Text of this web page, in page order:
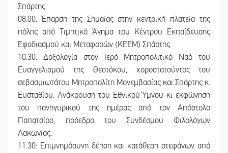
Σπάρτης.
08.00: Έπαρση της Σημαίας στην κεντρική πλατεία της
πόλης από Τιμητικό Άγημα του Κέντρου Εκπαίδευσης
Εφοδιασμού και Μεταφορών (ΚΕΕΜ) Σπάρτης.
10.30: Δοξολογία στον Ιερό Μητροπολιτικό Ναό του
Ευαγγελισμού της Θεοτόκου, χοροστατούντος του
σεβασμιωτάτου Μητροπολίτη Μονεμβασίας και Σπάρτης κ.
Ευσταθίου. Ανάκρουση του Εθνικού Ύμνου κι εκφώνηση
του πανηγυρικού της ημέρας από τον Απόστολο
Παπατσίρο, πρόεδρο του Συνδέσμου Φιλολόγων
Λακωνίας.
11.30: Επιμνημόσυνη δέηση και κατάθεση στεφάνων από